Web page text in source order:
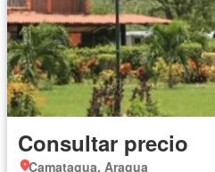
Consultar precio
Camatagua, Aragua